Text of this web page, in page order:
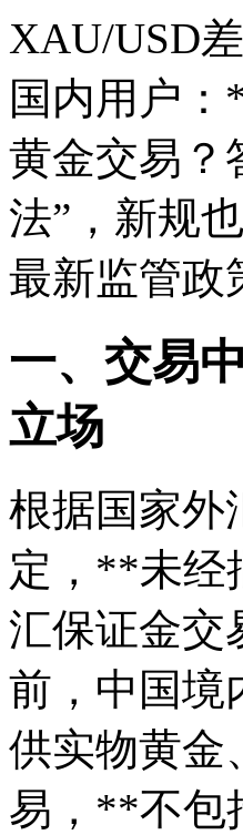
XAU/USD
国内用户
黄金交易？
法”，新规
最新监管政
一、交易
立场
根据国家外
定，**未经
汇保证金交
前，中国境
供实物黄金
易，**不包